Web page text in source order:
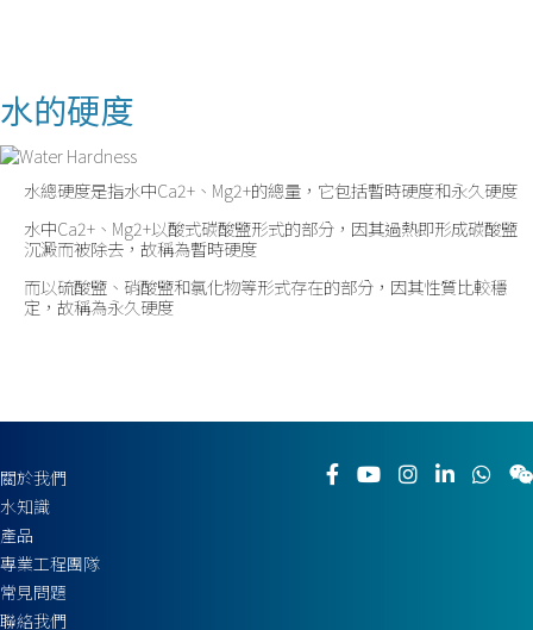
水的硬度
水總硬度是指水中Ca2+、Mg2+的總量，它包括暫時硬度和永久硬度
水中Ca2+、Mg2+以酸式碳酸盬形式的部分，因其過熱即形成碳酸盬
沉澱而被除去，故稱為暫時硬度
而以硫酸盬、硝酸盬和氯化物等形式存在的部分，因其性質比較穩
定，故稱為永久硬度
關於我們
水知識
產品
專業工程團隊
常見問題
聯絡我們